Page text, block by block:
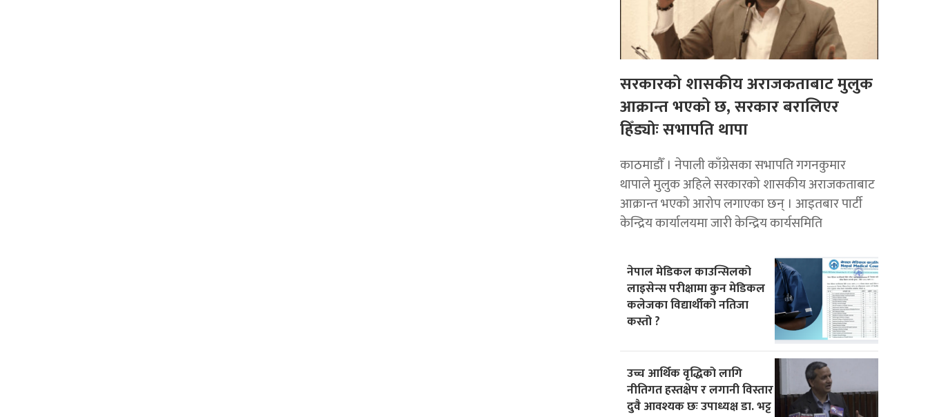
सरकारको शासकीय अराजकताबाट मुलुक
आक्रान्त भएको छ, सरकार बरालिएर
हिँड्याेः सभापति थापा
काठमाडाैँ । नेपाली काँग्रेसका सभापति गगनकुमार
थापाले मुलुक अहिले सरकारको शासकीय अराजकताबाट
आक्रान्त भएको आरोप लगाएका छन् । आइतबार पार्टी
केन्द्रिय कार्यालयमा जारी केन्द्रिय कार्यसमिति
नेपाल मेडिकल काउन्सिलको
लाइसेन्स परीक्षामा कुन मेडिकल
कलेजका विद्यार्थीको नतिजा
कस्तो ?
उच्च आर्थिक वृद्धिको लागि
नीतिगत हस्तक्षेप र लगानी विस्तार
दुवै आवश्यक छः उपाध्यक्ष डा. भट्ट